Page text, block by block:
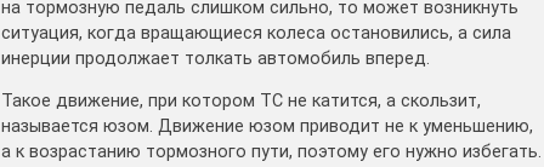
на тормозную педаль слишком сильно, то может возникнуть
ситуация, когда вращающиеся колеса остановились, а сила
инерции продолжает толкать автомобиль вперед.
Такое движение, при котором ТС не катится, а скользит,
называется юзом. Движение юзом приводит не к уменьшению,
а к возрастанию тормозного пути, поэтому его нужно избегать.